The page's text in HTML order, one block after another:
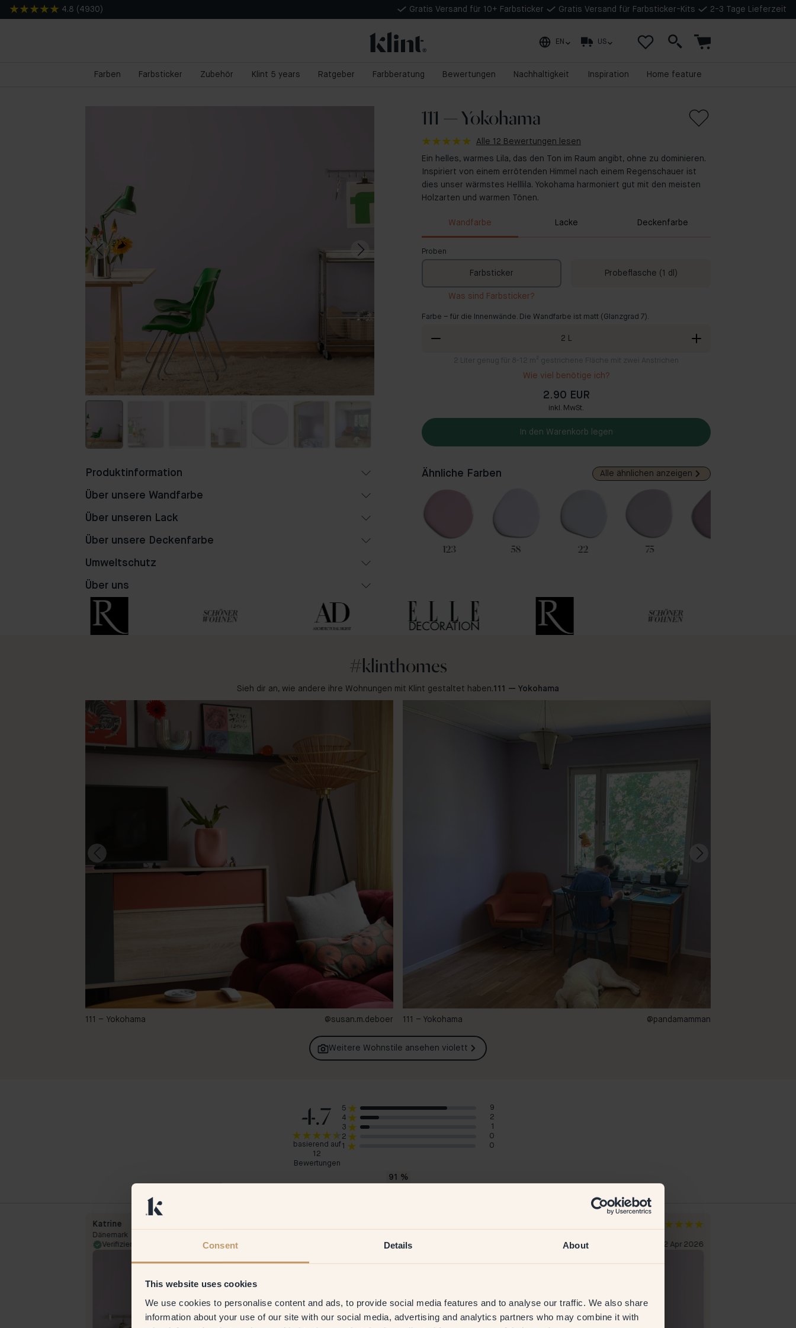
Consent Details About
This website uses cookies
We use cookies to personalise content and ads, to provide social media features and to analyse our traffic. We also share
information about your use of our site with our social media, advertising and analytics partners who may combine it with
4.8 ( 4930 ) Gratis Versand für 10+ Farbsticker Gratis Versand für Farbsticker-Kits 2-3 Tage Lieferzeit
EN US
Farben Farbsticker Zubehör Klint 5 years Ratgeber Farbberatung Bewertungen Nachhaltigkeit Inspiration Home feature
111 — Yokohama
Alle 12 Bewertungen lesen
Ein helles, warmes Lila, das den Ton im Raum angibt, ohne zu dominieren.
Inspiriert von einem errötenden Himmel nach einem Regenschauer ist
dies unser wärmstes Helllila. Yokohama harmoniert gut mit den meisten
Holzarten und warmen Tönen.
Wandfarbe Lacke Deckenfarbe
Proben
Farbsticker Probeflasche (1 dl)
Was sind Farbsticker?
Farbe – für die Innenwände. Die Wandfarbe ist matt (Glanzgrad 7).
2 L
2 Liter genug für 8-12 m² gestrichene Fläche mit zwei Anstrichen
Wie viel benötige ich?
2.90 EUR
inkl. MwSt.
In den Warenkorb legen
Ähnliche Farben Alle ähnlichen anzeigen
123 58 22 75
Produktinformation
Über unsere Wandfarbe
Über unseren Lack
Über unsere Deckenfarbe
Umweltschutz
Über uns
#klinthomes
Sieh dir an, wie andere ihre Wohnungen mit Klint gestaltet haben.111 — Yokohama
111 – Yokohama @susan.m.deboer 111 – Yokohama @pandamamman
Weitere Wohnstile ansehen violett
4.7
basierend auf
12
Bewertungen
5
9
4
2
3
1
2
0
1
0
91 %
Katrine
Dänemark
Verifizierter Kunde
Verifizierter Kunde
12 Apr 2026